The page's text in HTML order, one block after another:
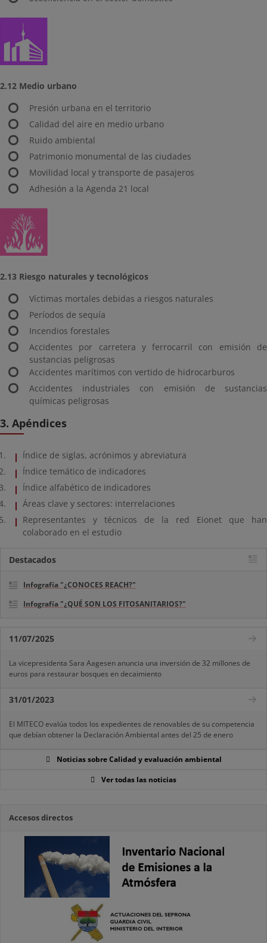
2.12 Medio urbano
Presión urbana en el territorio
Calidad del aire en medio urbano
Ruido ambiental
Patrimonio monumental de las ciudades
Movilidad local y transporte de pasajeros
Adhesión a la Agenda 21 local
2.13 Riesgo naturales y tecnológicos
Víctimas mortales debidas a riesgos naturales
Períodos de sequía
Incendios forestales
Accidentes por carretera y ferrocarril con emisión de
sustancias peligrosas
Accidentes marítimos con vertido de hidrocarburos
Accidentes industriales con emisión de sustancias
químicas peligrosas
3. Apéndices
Índice de siglas, acrónimos y abreviatura
Índice temático de indicadores
Índice alfabético de indicadores
Áreas clave y sectores: interrelaciones
Representantes y técnicos de la red Eionet que han
colaborado en el estudio
Destacados
Infografía "¿CONOCES REACH?"
Infografía "¿QUÉ SON LOS FITOSANITARIOS?"
11/07/2025
La vicepresidenta Sara Aagesen anuncia una inversión de 32 millones de
euros para restaurar bosques en decaimiento
31/01/2023
El MITECO evalúa todos los expedientes de renovables de su competencia
que debían obtener la Declaración Ambiental antes del 25 de enero
Noticias sobre Calidad y evaluación ambiental
Ver todas las noticias
Accesos directos